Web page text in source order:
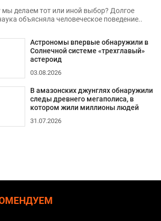
мы делаем тот или иной выбор? Долгое
объясняла человеческое поведение..
Астрономы впервые обнаружили в
Солнечной системе «трехглавый»
астероид
03.08.2026
В амазонских джунглях обнаружили
следы древнего мегаполиса, в
котором жили миллионы людей
31.07.2026